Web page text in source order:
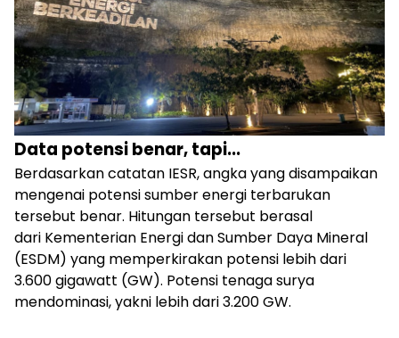
Data potensi benar, tapi...
Berdasarkan catatan IESR, angka yang disampaikan
mengenai potensi sumber energi terbarukan
tersebut benar. Hitungan tersebut berasal
dari Kementerian Energi dan Sumber Daya Mineral
(ESDM) yang memperkirakan potensi lebih dari
3.600 gigawatt (GW). Potensi tenaga surya
mendominasi, yakni lebih dari 3.200 GW.